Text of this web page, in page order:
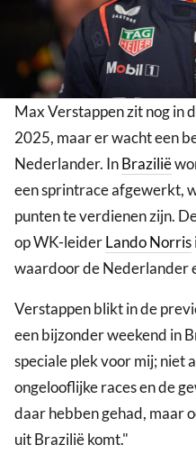
Max Verstappen zit nog in
2025, maar er wacht een
Nederlander. InBrazilië
een sprintrace afgewerkt,
punten te verdienen zijn.
op WK-leiderLando Norris
waardoor de Nederlander
Verstappen blikt in de
een bijzonder weekend in
speciale plek voor mij; niet
ongelooflijke races en de
daar hebben gehad, maar
uit Brazilië komt."